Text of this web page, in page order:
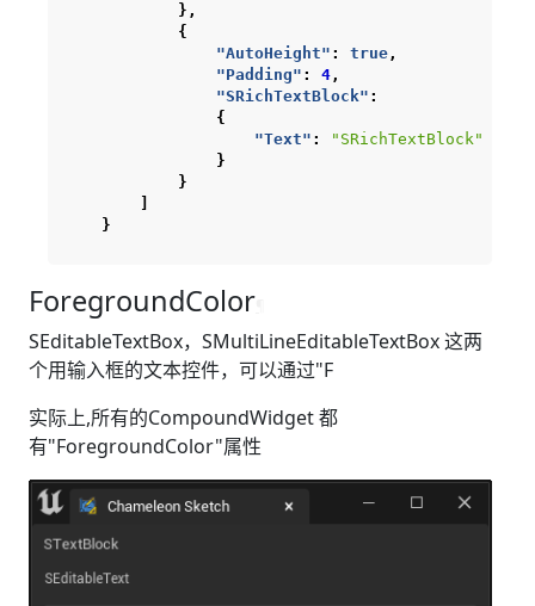
},
{
"AutoHeight" : true,
"Padding" : 4,
"SRichTextBlock" :
{
"Text" :
"SRichTextBlock"
}
}
}
ForegroundColor
SEditableTextBox，SMultiLineEditableTextBox 这两
个用输入框的文本控件，可以通过"F
实际上,所有的CompoundWidget 都
有"ForegroundColor"属性